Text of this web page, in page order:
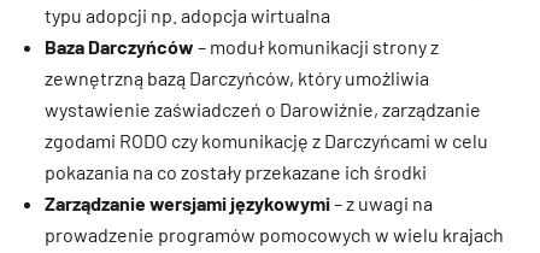
typu adopcji np. adopcja wirtualna
Baza Darczyńców – moduł komunikacji strony z
zewnętrzną bazą Darczyńców, który umożliwia
wystawienie zaświadczeń o Darowiźnie, zarządzanie
zgodami RODO czy komunikację z Darczyńcami w celu
pokazania na co zostały przekazane ich środki
Zarządzanie wersjami językowymi– z uwagi na
prowadzenie programów pomocowych w wielu krajach